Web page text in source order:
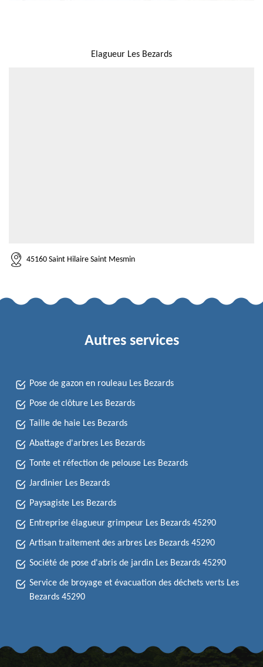
Elagueur Les Bezards
45160 Saint Hilaire Saint Mesmin
Autres services
Pose de gazon en rouleau Les Bezards
Pose de clôture Les Bezards
Taille de haie Les Bezards
Abattage d'arbres Les Bezards
Tonte et réfection de pelouse Les Bezards
Jardinier Les Bezards
Paysagiste Les Bezards
Entreprise élagueur grimpeur Les Bezards 45290
Artisan traitement des arbres Les Bezards 45290
Société de pose d'abris de jardin Les Bezards 45290
Service de broyage et évacuation des déchets verts Les
Bezards 45290